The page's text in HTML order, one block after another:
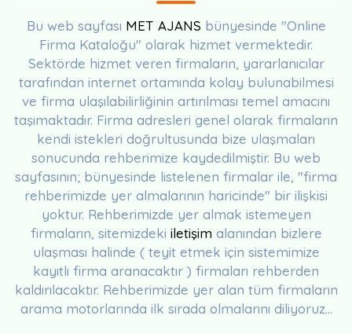
Bu web sayfası MET AJANS bünyesinde "Online
Firma Kataloğu" olarak hizmet vermektedir.
Sektörde hizmet veren firmaların, yararlanıcılar
tarafından internet ortamında kolay bulunabilmesi
ve firma ulaşılabilirliğinin artırılması temel amacını
taşımaktadır. Firma adresleri genel olarak firmaların
kendi istekleri doğrultusunda bize ulaşmaları
sonucunda rehberimize kaydedilmiştir. Bu web
sayfasının; bünyesinde listelenen firmalar ile, "firma
rehberimizde yer almalarının haricinde" bir ilişkisi
yoktur. Rehberimizde yer almak istemeyen
firmaların, sitemizdeki iletişim alanından bizlere
ulaşması halinde ( teyit etmek için sistemimize
kayıtlı firma aranacaktır ) firmaları rehberden
kaldırılacaktır. Rehberimizde yer alan tüm firmaların
arama motorlarında ilk sırada olmalarını diliyoruz...